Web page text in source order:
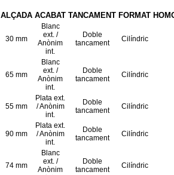
ALÇADA ACABAT TANCAMENT FORMAT
30 mm
Blanc
ext. /
Anònim
int.
Doble
tancament
Cilíndric
65 mm
Blanc
ext. /
Anònim
int.
Doble
tancament
Cilíndric
55 mm
Plata ext.
/ Anònim
int.
Doble
tancament
Cilíndric
90 mm
Plata ext.
/ Anònim
int.
Doble
tancament
Cilíndric
74 mm
Blanc
ext. /
Anònim
Doble
tancament
Cilíndric